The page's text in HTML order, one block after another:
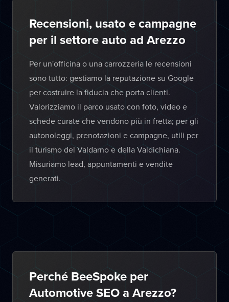
Recensioni, usato e campagne
per il settore auto ad Arezzo
Per un'officina o una carrozzeria le recensioni
sono tutto: gestiamo la reputazione su Google
per costruire la fiducia che porta clienti.
Valorizziamo il parco usato con foto, video e
schede curate che vendono più in fretta; per gli
autonoleggi, prenotazioni e campagne, utili per
il turismo del Valdarno e della Valdichiana.
Misuriamo lead, appuntamenti e vendite
generati.
Perché BeeSpoke per
Automotive SEO a Arezzo?